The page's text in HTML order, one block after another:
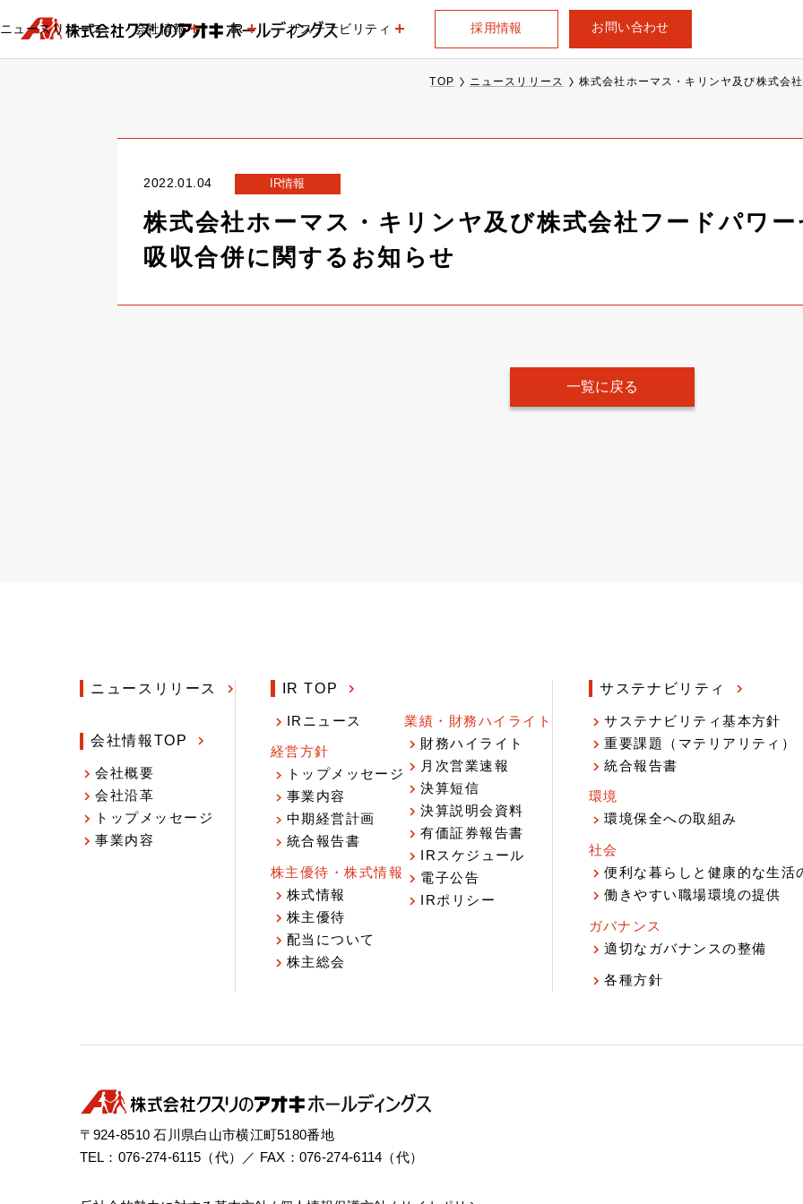
ニュースリリース 会社情報 IR サステナビリティ 採用情報 お問い合わせ
TOP ニュースリリース 株式会社ホーマス・キリンヤ及び株式会
2022.01.04 IR情報
株式会社ホーマス・キリンヤ及び株式会社フードパワ
吸収合併に関するお知らせ
一覧に戻る
ニュースリリース
会社情報TOP
会社概要
会社沿革
トップメッセージ
事業内容
IR TOP
IRニュース
経営方針
トップメッセージ
事業内容
中期経営計画
統合報告書
株主優待・株式情報
株式情報
株主優待
配当について
株主総会
業績・財務ハイライト
財務ハイライト
月次営業速報
決算短信
決算説明会資料
有価証券報告書
IRスケジュール
電子公告
IRポリシー
サステナビリティ
サステナビリティ基本方針
重要課題（マテリアリティ）
統合報告書
環境
環境保全への取組み
社会
便利な暮らしと健康的な生活
働きやすい職場環境の提供
ガバナンス
適切なガバナンスの整備
各種方針
〒924-8510 石川県白山市横江町5180番地
TEL：076-274-6115（代）／ FAX：076-274-6114（代）